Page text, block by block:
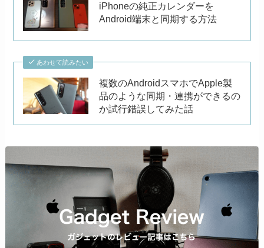
iPhoneの純正カレンダーを
Android端末と同期する方法
あわせて読みたい
複数のAndroidスマホでApple製
品のような同期・連携ができるの
か試行錯誤してみた話